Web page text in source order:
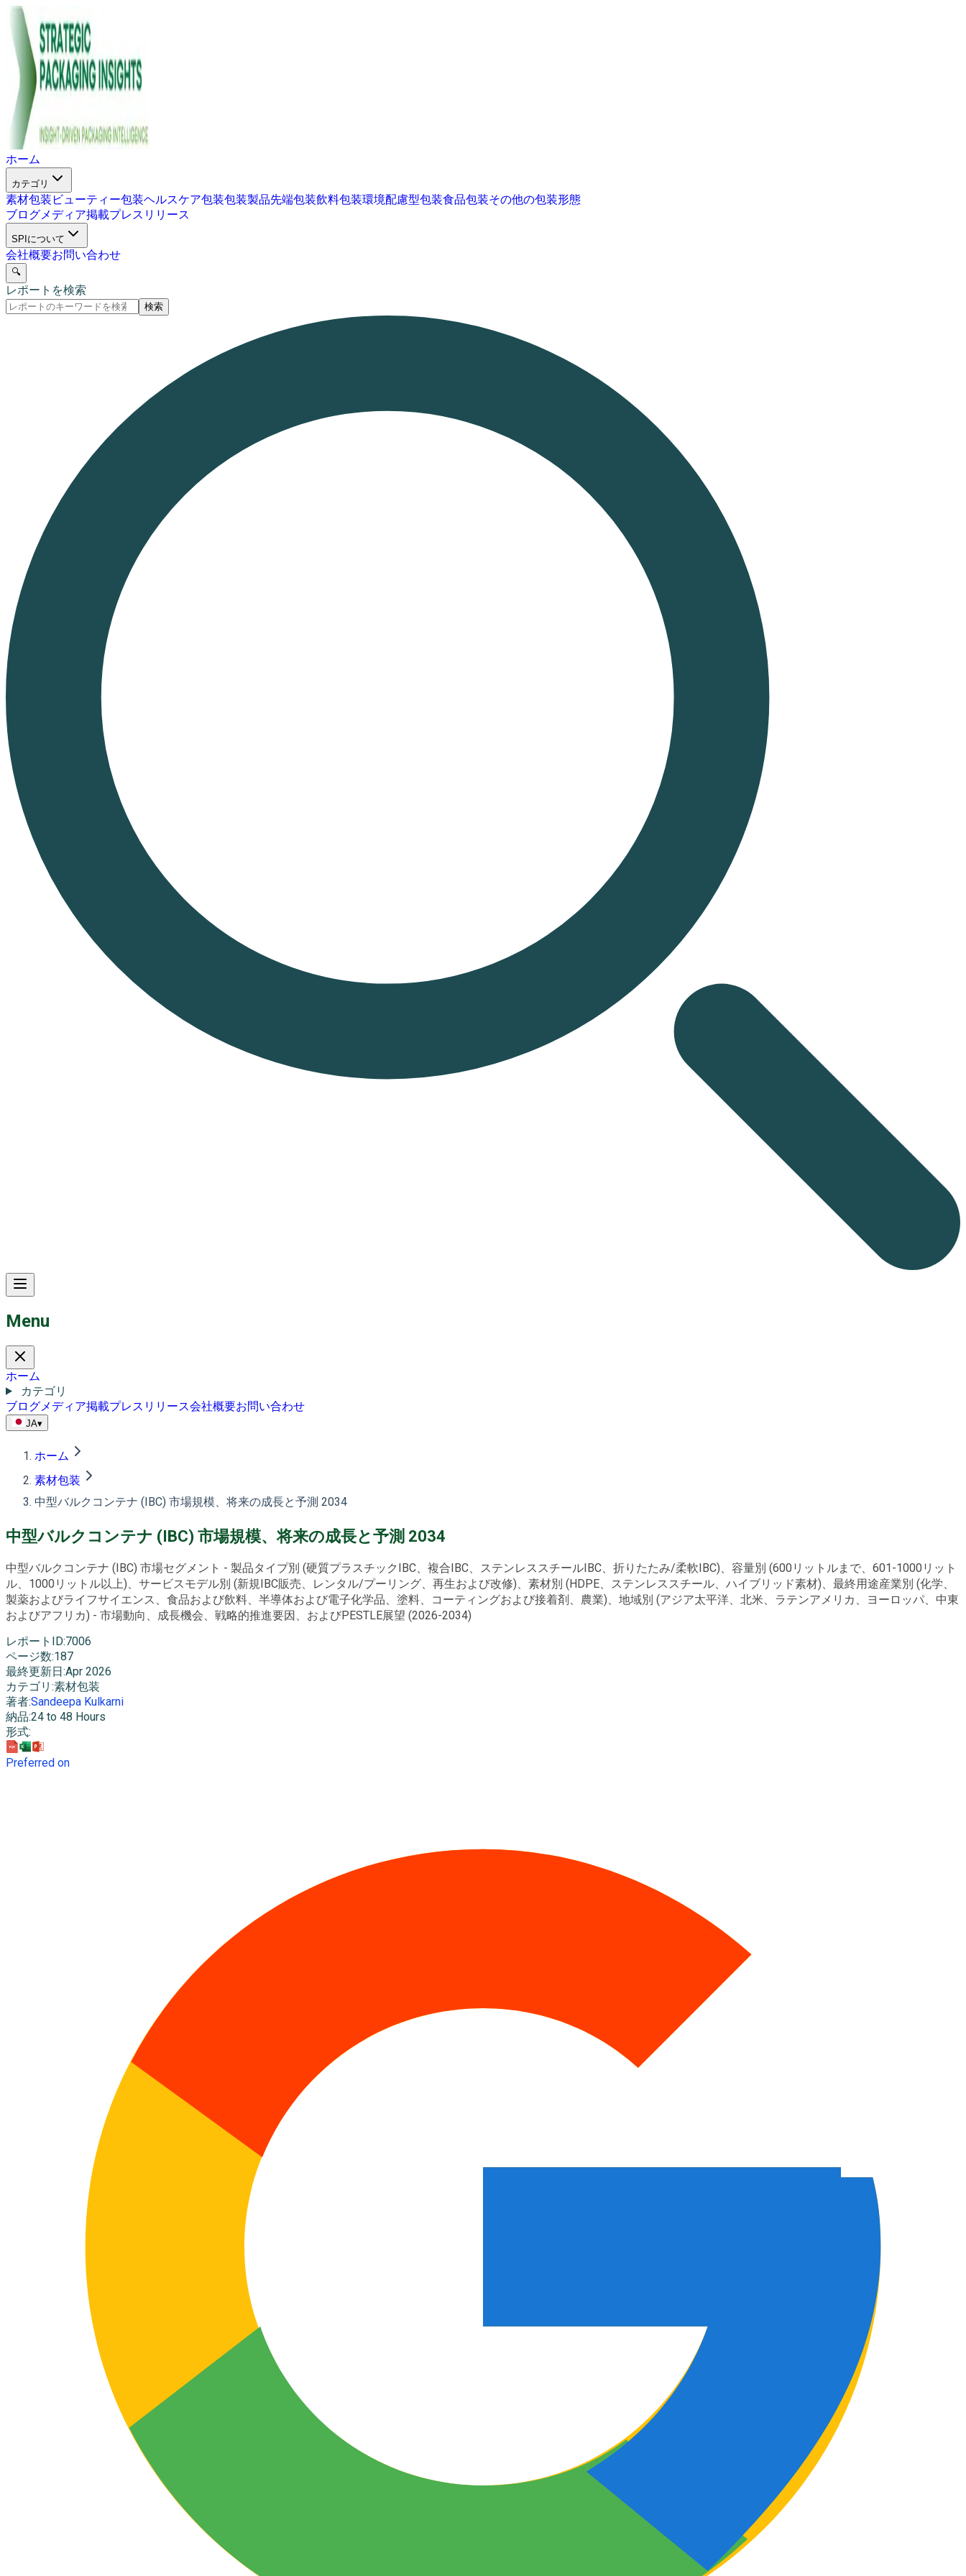
ホーム
カテゴリ
素材包装 ビューティー包装ヘルスケア包装包装製品先端包装飲料包装環境配慮型包装食品包装その他の包装形態
ブログメディア掲載プレスリリース
SPIについて
会社概要お問い合わせ
🔍
レポートを検索
検索
Menu
ホーム
カテゴリ
ブログメディア掲載プレスリリース会社概要お問い合わせ
JA▾
ホーム
素材包装
中型バルクコンテナ (IBC) 市場規模、将来の成長と予測 2034
中型バルクコンテナ (IBC) 市場規模、将来の成長と予測 2034
中型バルクコンテナ (IBC) 市場セグメント - 製品タイプ別 (硬質プラスチックIBC、複合IBC、ステンレススチールIBC、折りたたみ/柔軟IBC)、容量別 (600リットルまで、601-1000リット
ル、1000リットル以上)、サービスモデル別 (新規IBC販売、レンタル/プーリング、再生および改修)、素材別 (HDPE、ステンレススチール、ハイブリッド素材)、最終用途産業別 (化学、
製薬およびライフサイエンス、食品および飲料、半導体および電子化学品、塗料、コーティングおよび接着剤、農業)、地域別 (アジア太平洋、北米、ラテンアメリカ、ヨーロッパ、中東
およびアフリカ) - 市場動向、成長機会、戦略的推進要因、およびPESTLE展望 (2026-2034)
レポートID:7006
ページ数:187
最終更新日 :Apr 2026
カテゴリ :素材包装
著者:Sandeepa Kulkarni
納品:24 to 48 Hours
形式:
Preferred on